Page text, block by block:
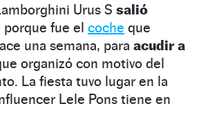
Urus S salió
fue el coche que
una semana, para acudir a
organizó con motivo del
La fiesta tuvo lugar en la
Lele Pons tiene en